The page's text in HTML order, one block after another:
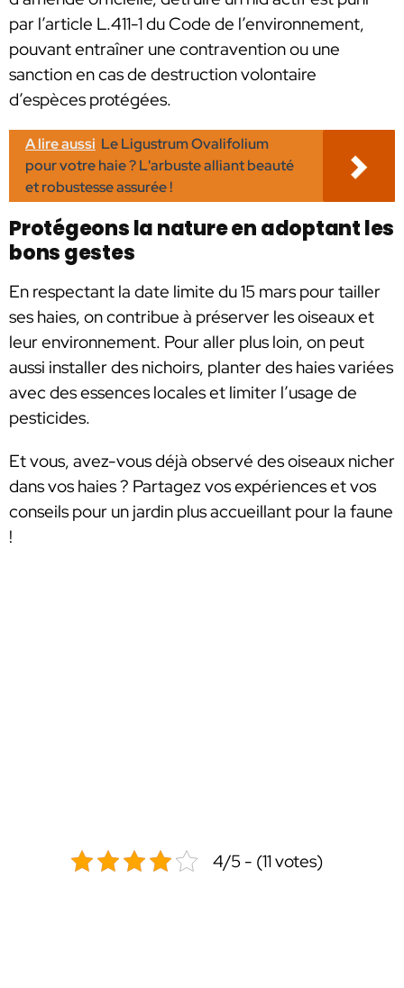
par l’article L.411-1 du Code de l’environnement,
pouvant entraîner une contravention ou une
sanction en cas de destruction volontaire
d’espèces protégées.
A lire aussi Le Ligustrum Ovalifolium
pour votre haie ? L'arbuste alliant beauté
et robustesse assurée !
Protégeons la nature en adoptant les
bons gestes
En respectant la date limite du 15 mars pour tailler
ses haies, on contribue à préserver les oiseaux et
leur environnement. Pour aller plus loin, on peut
aussi installer des nichoirs, planter des haies variées
avec des essences locales et limiter l’usage de
pesticides.
Et vous, avez-vous déjà observé des oiseaux nicher
dans vos haies ? Partagez vos expériences et vos
conseils pour un jardin plus accueillant pour la faune
!
4/5 - (11 votes)